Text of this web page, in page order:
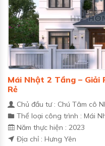
Mái Nhật 2 Tầng – Giải
Rẻ
Chủ đầu tư : Chú Tâm cô
Thể loại công trình : Mái
Năm thực hiện : 2023
Địa chỉ : Hưng Yên